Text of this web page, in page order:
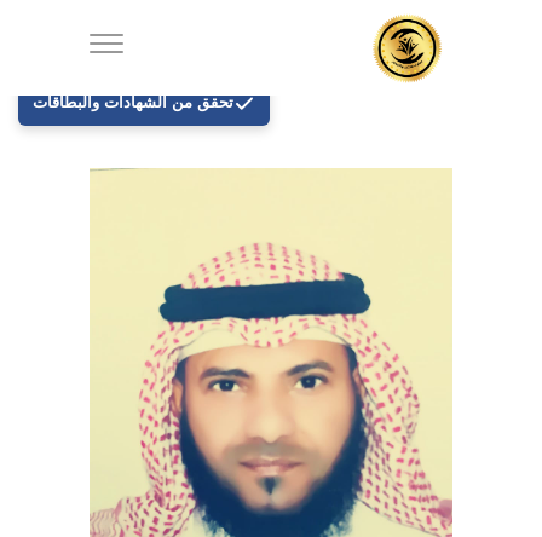
تحقق من الشهادات والبطاقات